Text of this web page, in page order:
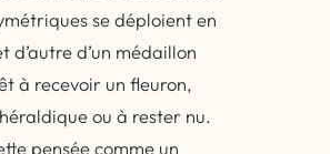
se déploient en
d’autre d’un médaillon
à recevoir un fleuron,
ou à rester nu.
pensée comme un